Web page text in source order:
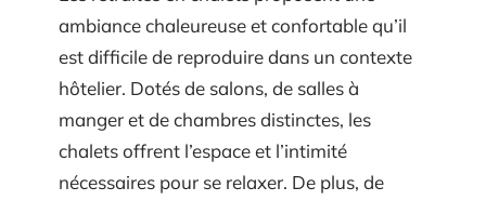
ambiance chaleureuse et confortable qu’il
est difficile de reproduire dans un contexte
hôtelier. Dotés de salons, de salles à
manger et de chambres distinctes, les
chalets offrent l’espace et l’intimité
nécessaires pour se relaxer. De plus, de